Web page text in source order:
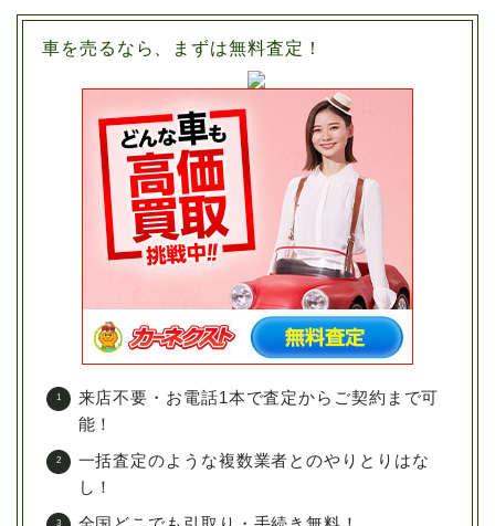
車を売るなら、まずは無料査定！
来店不要・お電話1本で査定からご契約まで可
能！
一括査定のような複数業者とのやりとりはな
し！